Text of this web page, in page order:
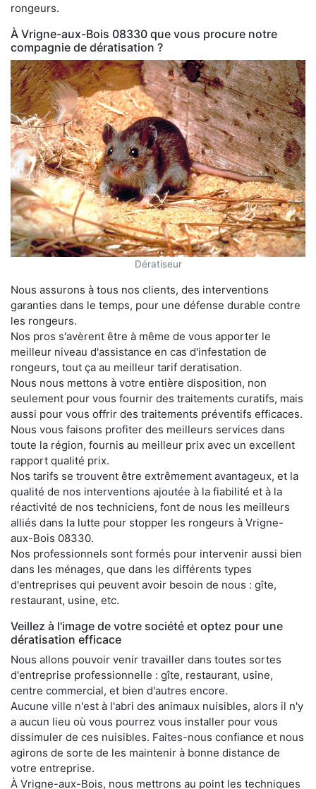
rongeurs.
À Vrigne-aux-Bois 08330 que vous procure notre
compagnie de dératisation ?
Dératiseur
Nous assurons à tous nos clients, des interventions
garanties dans le temps, pour une défense durable contre
les rongeurs.
Nos pros s'avèrent être à même de vous apporter le
meilleur niveau d'assistance en cas d'infestation de
rongeurs, tout ça au meilleur tarif deratisation.
Nous nous mettons à votre entière disposition, non
seulement pour vous fournir des traitements curatifs, mais
aussi pour vous offrir des traitements préventifs efficaces.
Nous vous faisons profiter des meilleurs services dans
toute la région, fournis au meilleur prix avec un excellent
rapport qualité prix.
Nos tarifs se trouvent être extrêmement avantageux, et la
qualité de nos interventions ajoutée à la fiabilité et à la
réactivité de nos techniciens, font de nous les meilleurs
alliés dans la lutte pour stopper les rongeurs à Vrigne-
aux-Bois 08330.
Nos professionnels sont formés pour intervenir aussi bien
dans les ménages, que dans les différents types
d'entreprises qui peuvent avoir besoin de nous : gîte,
restaurant, usine, etc.
Veillez à l'image de votre société et optez pour une
dératisation efficace
Nous allons pouvoir venir travailler dans toutes sortes
d'entreprise professionnelle : gîte, restaurant, usine,
centre commercial, et bien d'autres encore.
Aucune ville n'est à l'abri des animaux nuisibles, alors il n'y
a aucun lieu où vous pourrez vous installer pour vous
dissimuler de ces nuisibles. Faites-nous confiance et nous
agirons de sorte de les maintenir à bonne distance de
votre entreprise.
À Vrigne-aux-Bois, nous mettrons au point les techniques